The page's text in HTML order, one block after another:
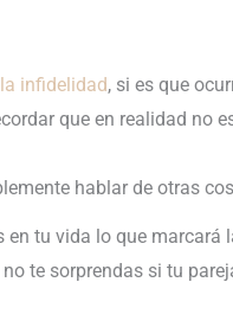
infidelidad, si es que
que en realidad no
hablar de otras
en tu vida lo que marcará
te sorprendas si tu